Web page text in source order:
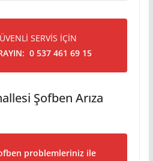
SERVİS İÇİN
0 537 461 69 15
Şofben Arıza
problemleriniz ile